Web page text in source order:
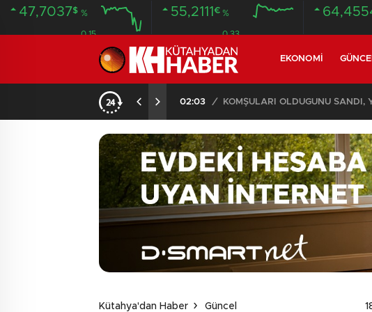
47,7037$ %
0.15
55,2111 € %
0.33
EKONOMI
18:26 / Beton mikseri motosiklete çarptı: 1
Kütahya'dan Haber Güncel